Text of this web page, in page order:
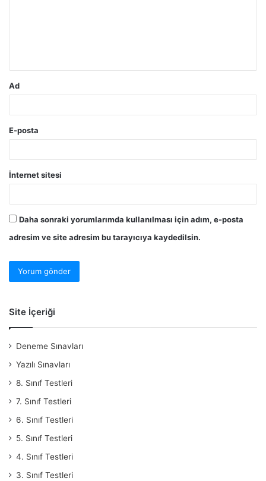
Ad
E-posta
İnternet sitesi
Daha sonraki yorumlarımda kullanılması için adım, e-posta
adresim ve site adresim bu tarayıcıya kaydedilsin.
Site İçeriği
Deneme Sınavları
Yazılı Sınavları
8. Sınıf Testleri
7. Sınıf Testleri
6. Sınıf Testleri
5. Sınıf Testleri
4. Sınıf Testleri
3. Sınıf Testleri